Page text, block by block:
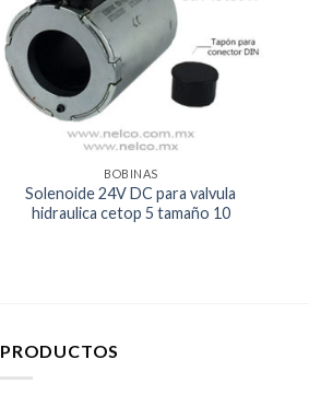
BOBINAS
Solenoide 24V DC para valvula
hidraulica cetop 5 tamaño 10
PRODUCTOS